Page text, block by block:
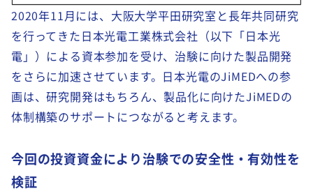
2020年11月には、大阪大学平田研究室と長年共同研究
を行ってきた日本光電工業株式会社（以下「日本光
電」）による資本参加を受け、治験に向けた製品開発
をさらに加速させています。日本光電のJiMEDへの参
画は、研究開発はもちろん、製品化に向けたJiMEDの
体制構築のサポートにつながると考えます。
今回の投資資金により治験での安全性・有効性を
検証